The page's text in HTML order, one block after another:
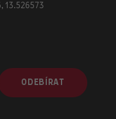
13.526573
ODEBÍRAT